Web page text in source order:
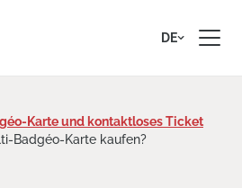
DE
Karte und kontaktloses Ticket
Badgéo-Karte kaufen?